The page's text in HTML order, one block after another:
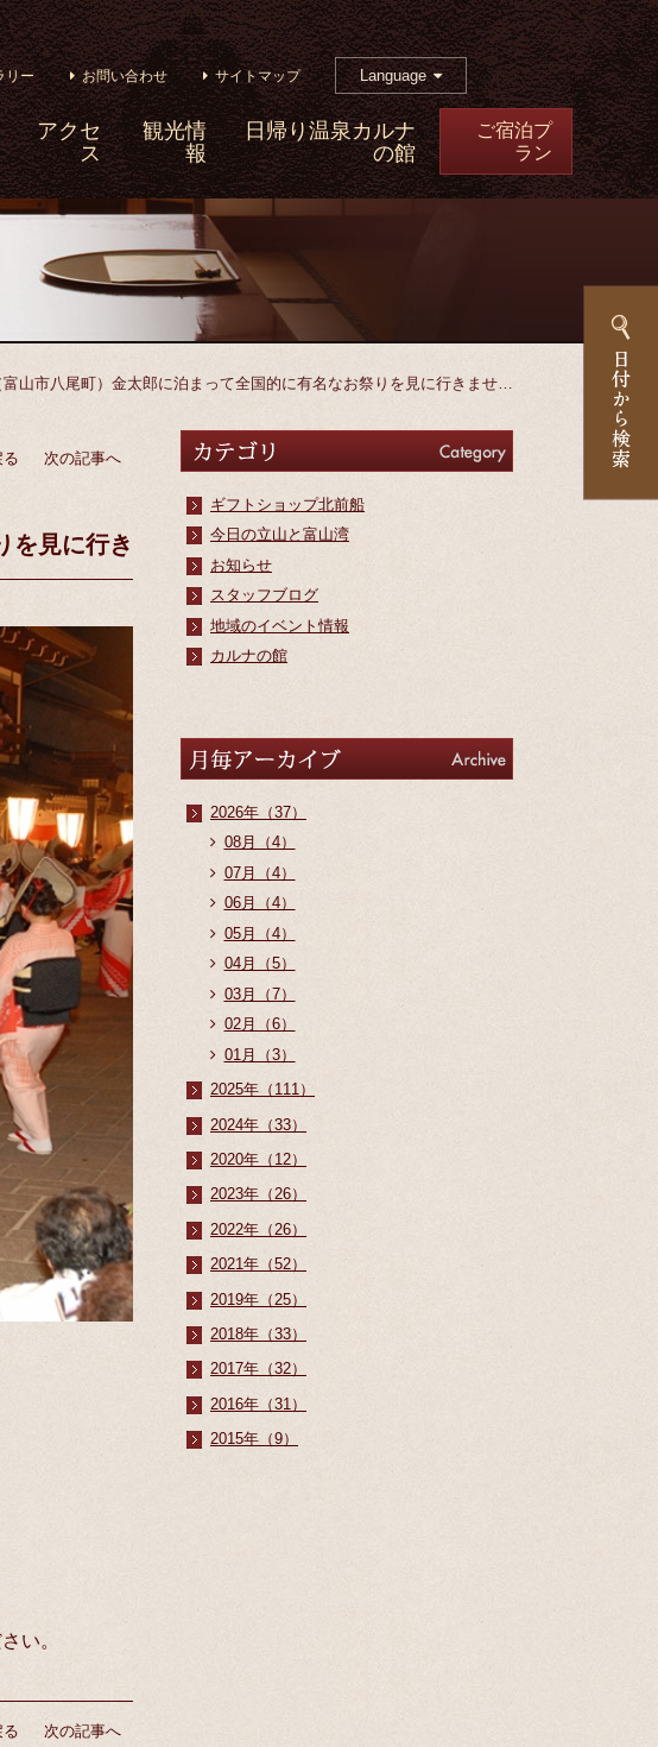
リー お問い合わせ サイトマップ Language
アクセ
ス
観光情
報
日帰り温泉カルナ
の館
ご宿泊プ
ラン
山市八尾町）金太郎に泊まって全国的に有名なお祭りを見に行きませ…
次の記事へ
を見に行き
い。
次の記事へ
ギフトショップ北前船
今日の立山と富山湾
お知らせ
スタッフブログ
地域のイベント情報
カルナの館
2026年（37）
08月（4）
07月（4）
06月（4）
05月（4）
04月（5）
03月（7）
02月（6）
01月（3）
2025年（111）
2024年（33）
2020年（12）
2023年（26）
2022年（26）
2021年（52）
2019年（25）
2018年（33）
2017年（32）
2016年（31）
2015年（9）